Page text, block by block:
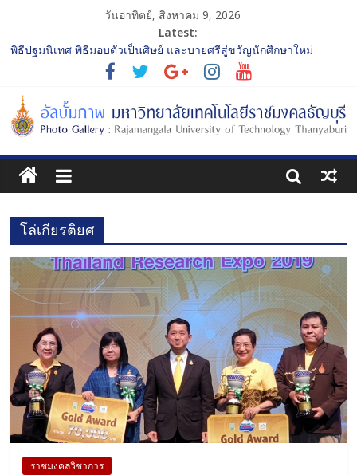
วันอาทิตย์, สิงหาคม 9, 2026
Latest:
พิธีปฐมนิเทศ พิธีมอบตัวเป็นศิษย์ และบายศรีสู่ขวัญนักศึกษาใหม่
ประจำปีการศึกษา 2568 รุ่นที่ 2
การประกวดทูตกิจกรรม ประจำปีการศึกษา 2568 “RMUTT Freshy
2025 Time to Nine-T”
โครงการแลกเปลี่ยนเรียนรู้บทบาทของกรรมการสภามหาวิทยาลัย
เทคโนโลยีราชมงคลธัญบุรี
รับน้องเข้าคณะศิลปกรรมศาสตร์ “โยนลูกรักษ์”
พิธีปฐมนิเทศ พิธีมอบตัวเป็นศิษย์ และบายศรีสู่ขวัญนักศึกษาใหม่
ประจำปีการศึกษา 2568 รุ่นที่ 3
โล่เกียรติยศ
ราชมงคลวิชาการ